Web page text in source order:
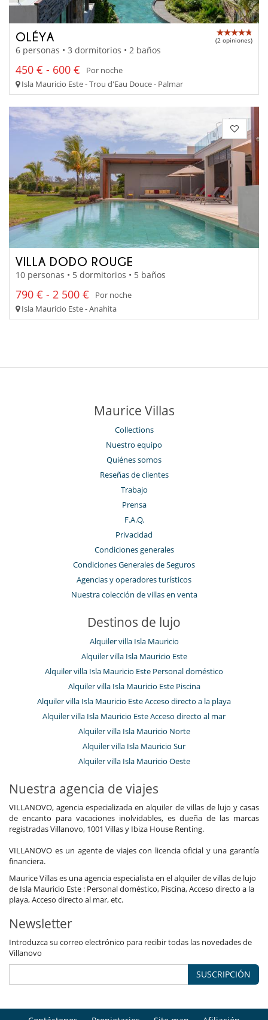
OLÉYA (2 opiniones)
6 personas • 3 dormitorios • 2 baños
450 € - 600 €
Por noche
Isla Mauricio Este - Trou d'Eau Douce - Palmar
VILLA DODO ROUGE
10 personas • 5 dormitorios • 5 baños
790 € - 2 500 €
Por noche
Isla Mauricio Este - Anahita
Maurice Villas
Collections
Nuestro equipo
Quiénes somos
Reseñas de clientes
Trabajo
Prensa
F.A.Q.
Privacidad
Condiciones generales
Condiciones Generales de Seguros
Agencias y operadores turísticos
Nuestra colección de villas en venta
Destinos de lujo
Alquiler villa Isla Mauricio
Alquiler villa Isla Mauricio Este
Alquiler villa Isla Mauricio Este Personal doméstico
Alquiler villa Isla Mauricio Este Piscina
Alquiler villa Isla Mauricio Este Acceso directo a la playa
Alquiler villa Isla Mauricio Este Acceso directo al mar
Alquiler villa Isla Mauricio Norte
Alquiler villa Isla Mauricio Sur
Alquiler villa Isla Mauricio Oeste
Nuestra agencia de viajes
VILLANOVO, agencia especializada en alquiler de villas de lujo y casas
de encanto para vacaciones inolvidables, es dueña de las marcas
registradas Villanovo, 1001 Villas y Ibiza House Renting.
VILLANOVO es un agente de viajes con licencia oficial y una garantía
financiera.
Maurice Villas es una agencia especialista en el alquiler de villas de lujo
de Isla Mauricio Este : Personal doméstico, Piscina, Acceso directo a la
playa, Acceso directo al mar, etc.
Newsletter
Introduzca su correo electrónico para recibir todas las novedades de
Villanovo
SUSCRIPCIÓN